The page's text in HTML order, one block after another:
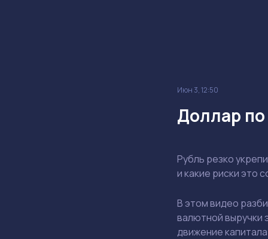
Июн 3, 12:50
Доллар по
Рубль резко
и какие риски это
В этом видео
валютной выручки
движение